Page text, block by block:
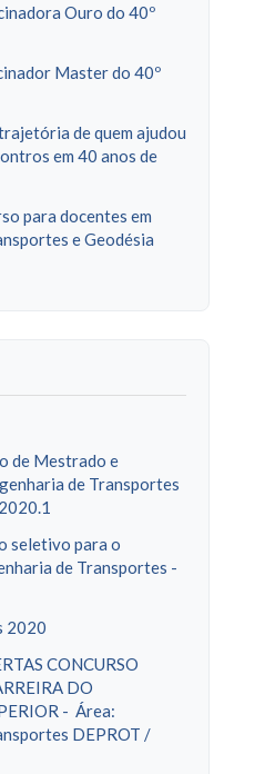
Ouro do 40º
Master do 40º
de quem ajudou
em 40 anos de
para docentes em
e Geodésia
de Mestrado e
de Transportes
seletivo para o
de Transportes -
2020
CONCURSO
DO
- Área:
DEPROT /